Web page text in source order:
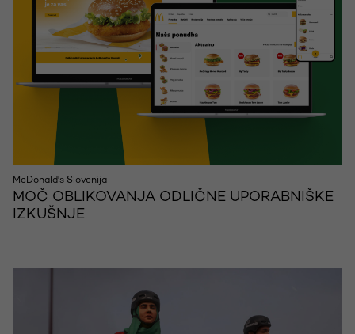
McDonald's Slovenija
MOČ OBLIKOVANJA ODLIČNE UPORABNIŠKE
IZKUŠNJE